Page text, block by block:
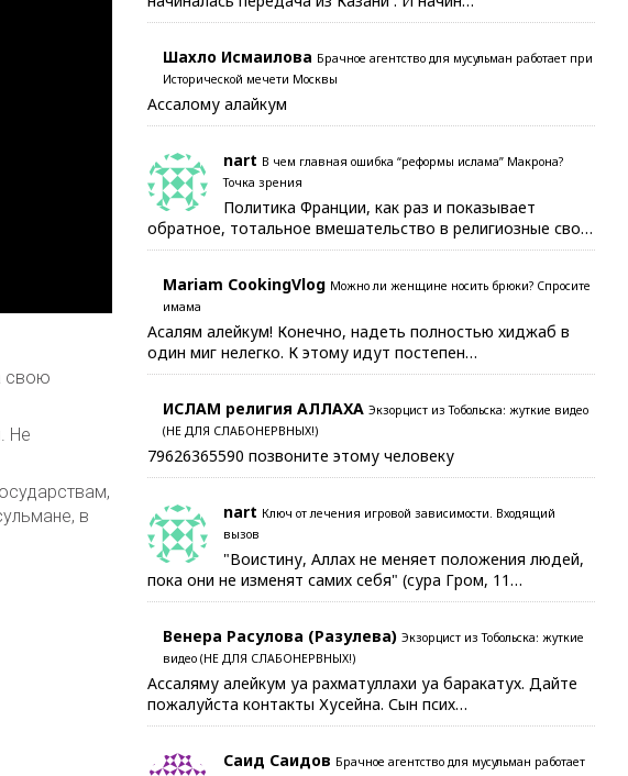
свою
Не
в
Шахло Исмаилова Брачное агентство для мусульман работает при
Исторической мечети Москвы
Ассалому алайкум
nart В чем главная ошибка “реформы ислама” Макрона?
Точка зрения
Политика Франции, как раз и показывает
обратное, тотальное вмешательство в религиозные сво…
Mariam CookingVlog Можно ли женщине носить брюки? Спросите
имама
Асалям алейкум! Конечно, надеть полностью хиджаб в
один миг нелегко. К этому идут постепен…
ИСЛАМ религия АЛЛАХА Экзорцист из Тобольска: жуткие видео
(НЕ ДЛЯ СЛАБОНЕРВНЫХ!)
79626365590 позвоните этому человеку
nart Ключ от лечения игровой зависимости. Входящий
вызов
"Воистину, Аллах не меняет положения людей,
пока они не изменят самих себя" (сура Гром, 11…
Венера Расулова (Разулева) Экзорцист из Тобольска: жуткие
видео (НЕ ДЛЯ СЛАБОНЕРВНЫХ!)
Ассаляму алейкум уа рахматуллахи уа баракатух. Дайте
пожалуйста контакты Хусейна. Сын псих…
Саид Саидов Брачное агентство для мусульман работает